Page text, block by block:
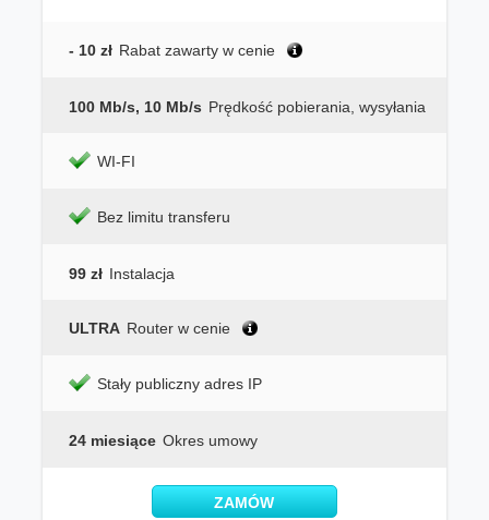
- 10 zł Rabat zawarty w cenie
100 Mb/s, 10 Mb/s Prędkość pobierania, wysyłania
WI-FI
Bez limitu transferu
99 zł Instalacja
ULTRA Router w cenie
Stały publiczny adres IP
24 miesiące Okres umowy
ZAMÓW